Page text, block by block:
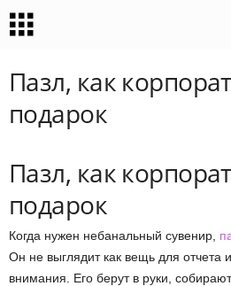
Пазл, как
подарок
Пазл, как
подарок
Когда нужен небанальный сувенир,
Он не выглядит как вещь для отчета
внимания. Его берут в руки,